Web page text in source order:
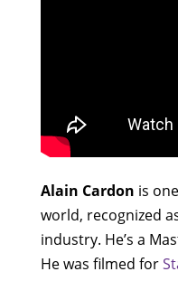
Alain Cardon is
world, recognized
industry. He’s a
He was filmed for